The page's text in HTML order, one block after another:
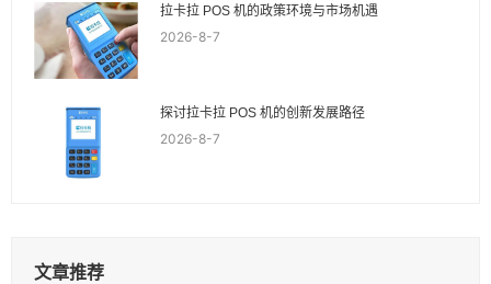
拉卡拉 POS 机的政策环境与市场机遇
2026-8-7
探讨拉卡拉 POS 机的创新发展路径
2026-8-7
文章推荐